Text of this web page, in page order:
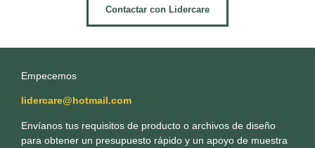
Contactar con Lidercare
Empecemos
lidercare@hotmail.com
Envíanos tus requisitos de producto o archivos de diseño
para obtener un presupuesto rápido y un apoyo de muestra